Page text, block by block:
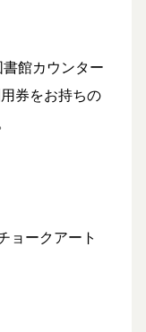
館カウンター
券をお持ちの
ョークアート